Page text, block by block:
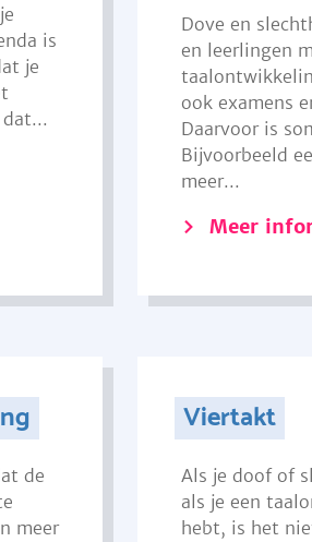
is
je
Dove en
en leerlingen
ook examens
Daarvoor is
Bijvoorbeeld
meer...
Meer
de
meer
Viertakt
Als je doof of
als je een
hebt, is het